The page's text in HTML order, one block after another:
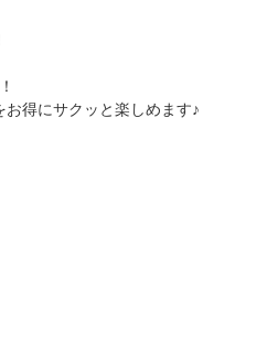
得にサクッと楽しめます♪